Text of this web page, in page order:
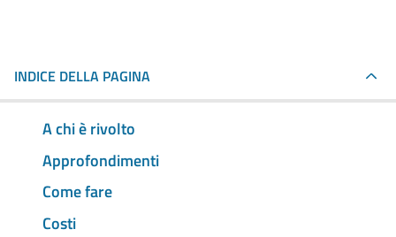
INDICE DELLA PAGINA
A chi è rivolto
Approfondimenti
Come fare
Costi